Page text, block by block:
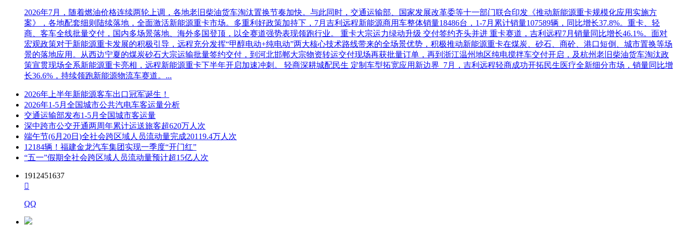
2026年7月，随着燃油价格连续两轮上调，各地老旧柴油货车淘汰置换节奏加快。与此同时，交通运输部、国家发展改革委等十一部门联合印发《推动新能源重卡规模化应用实施方
案》，各地配套细则陆续落地，全面激活新能源重卡市场。多重利好政策加持下，7月吉利远程新能源商用车整体销量18486台，1-7月累计销量107589辆，同比增长37.8%。重卡、轻
商、客车全线批量交付，国内多场景落地、海外多国登顶，以全赛道强势表现领跑行业。 重卡大宗运力绿动升级 交付签约齐头并进 重卡赛道，吉利远程7月销量同比增长46.1%。面对
宏观政策对于新能源重卡发展的积极引导，远程充分发挥“甲醇电动+纯电动”两大核心技术路线带来的全场景优势，积极推动新能源重卡在煤炭、砂石、商砼、港口短倒、城市置换等场
景的落地应用。从西边宁夏的煤炭砂石大宗运输批量签约交付，到河北邯郸大宗物资转运交付现场再获批量订单，再到浙江温州地区纯电搅拌车交付开启，及杭州老旧柴油货车淘汰政
策宣贯现场全系新能源重卡亮相，远程新能源重卡下半年开启加速冲刺。 轻商深耕城配民生 定制车型拓宽应用新边界 7月，吉利远程轻商成功开拓民生医疗全新细分市场，销量同比增
长36.6%，持续领跑新能源物流车赛道。...
2026年上半年新能源客车出口冠军诞生！
2026年1-5月全国城市公共汽电车客运量分析
交通运输部发布1-5月全国城市客运量
深中跨市公交开通两周年累计运送旅客超620万人次
端午节(6月20日)全社会跨区域人员流动量完成20119.4万人次
12184辆！福建金龙汽车集团实现一季度“开门红”
“五一”假期全社会跨区域人员流动量预计超15亿人次
1912451637

QQ